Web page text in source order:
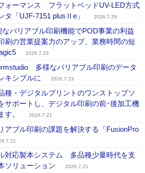
ォーマンス フラットベッドUV-LED方式
タ「UJF-7151 plusⅡe」
2026.7.28
バリアブル印刷機能でPOD事業の利益
の営業提案力のアップ、業務時間の短
2026.7.23
多様なバリアブル印刷のデータ
キシブルに
2026.7.23
・デジタルプリントのワンストップソ
サポートし、デジタル印刷の前･後加工機
す。
2026.7.21
ブル印刷の課題を解決する「FusionPro
対応製本システム 多品種少量時代を支
ソリューション
2026.7.21